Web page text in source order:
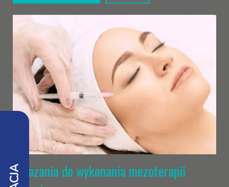
Wskazania do wykonania mezoterapii